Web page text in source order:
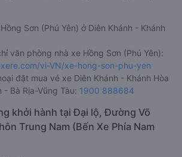
Sơn (Phú Yên) ở Diên Khánh - Khánh
văn phòng nhà xe Hồng Sơn (Phú Yên):
vi-VN/xe-hong-son-phu-yen
đặt mua vé xe Diên Khánh - Khánh Hòa
- Bà Rịa-Vũng Tàu: 1900 888684
khởi hành tại Đại lộ, Đường Võ
Trung Nam (Bến Xe Phía Nam